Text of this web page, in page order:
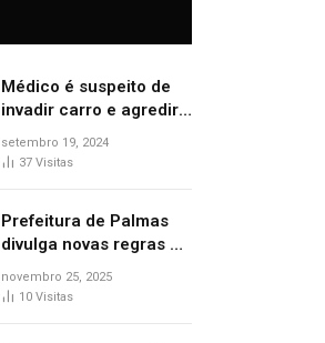
Médico é suspeito de
invadir carro e agredir
delegado aposentado
durante confusão no
setembro 19, 2024
37 Visitas
Prefeitura de Palmas
divulga novas regras e
critérios de desempate
para seleção de
novembro 25, 2025
10 Visitas